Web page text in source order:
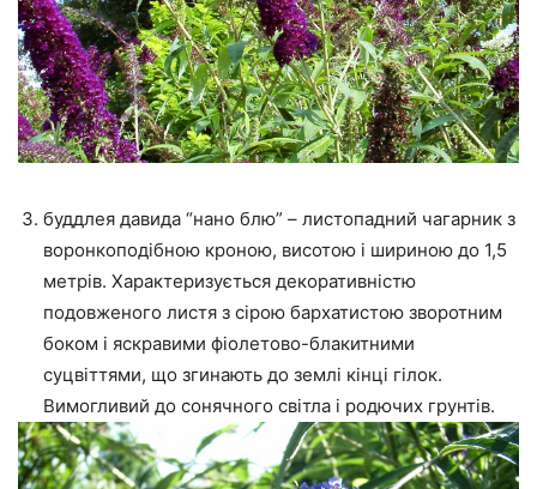
буддлея давида “нано блю” – листопадний чагарник з
воронкоподібною кроною, висотою і шириною до 1,5
метрів. Характеризується декоративністю
подовженого листя з сірою бархатистою зворотним
боком і яскравими фіолетово-блакитними
суцвіттями, що згинають до землі кінці гілок.
Вимогливий до сонячного світла і родючих грунтів.